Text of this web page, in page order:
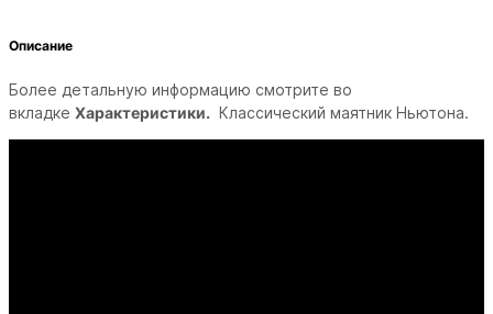
Описание
Более детальную информацию смотрите во
вкладке Характеристики. Классический маятник Ньютона.